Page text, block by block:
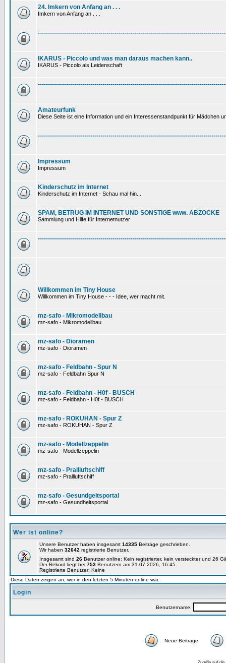
24. Imkern von Anfang an . . .
Imkern von Anfang an . . .
IKARUS - Piccolo und was man daraus machen kann..
IKARUS - Piccolo als Leidenschaft
Amateurfunk
Diese Seite ist eine Information und ein Interessenstandpunkt für Mädchen
Impressum
Impressum
Kinderschutz im Internet
Kinderschutz im Internet - Schau mal hin...
SPAM, BETRUG IM INTERNET UND SONSTIGE www. ABZOCKE
Sammlung und Hilfe für Internetnutzer
Willkommen im Tiny House
Willkommen im Tiny House - - - Idee, wer macht mit.
mz-safo - Mikromodellbau
mz-safo - Mikromodellbau
mz-safo - Dioramen
mz-safo - Dioramen
mz-safo - Feldbahn - Spur N
mz-safo - Feldbahn Spur N
mz-safo - Feldbahn - H0f - BUSCH
mz-safo - Feldbahn - H0f - BUSCH
mz-safo - ROKUHAN - Spur Z
mz-safo - ROKUHAN - Spur Z
mz-safo - Modellzeppelin
mz-safo - Modellzeppelin
mz-safo - Prallluftschiff
mz-safo - Prallluftschiff
mz-safo - Gesundgeitsportal
mz-safo - Gesundheitsportal
Wer ist online?
Unsere Benutzer haben insgesamt 14335 Beiträge geschrieben.
Wir haben 32642 registrierte Benutzer.
Insgesamt sind 26 Benutzer online: Kein registrierter, kein versteckter und 26
Der Rekord liegt bei 753 Benutzern am 31.07.2026, 16:45.
Registrierte Benutzer: Keine
Diese Daten zeigen an, wer in den letzten 5 Minuten online war.
Login
Benutzername:
Neue Beiträge